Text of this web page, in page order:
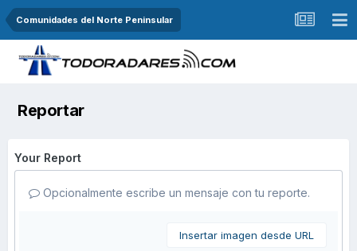
Comunidades del Norte Peninsular
Reportar
Your Report
Opcionalmente escribe un mensaje con tu reporte.
Insertar imagen desde URL